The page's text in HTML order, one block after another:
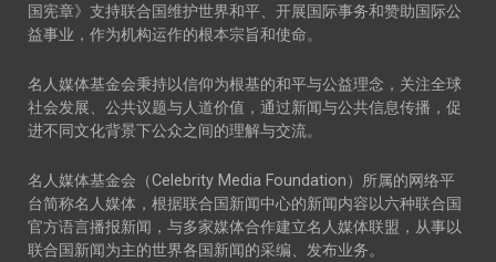
国宪章》支持联合国维护世界和平、开展国际事务和赞助国际公
益事业，作为机构运作的根本宗旨和使命。
名人媒体基金会秉持以信仰为根基的和平与公益理念，关注全球
社会发展、公共议题与人道价值，通过新闻与公共信息传播，促
进不同文化背景下公众之间的理解与交流。
名人媒体基金会（Celebrity Media Foundation）所属的网络平
台简称名人媒体，根据联合国新闻中心的新闻内容以六种联合国
官方语言播报新闻，与多家媒体合作建立名人媒体联盟，从事以
联合国新闻为主的世界各国新闻的采编、发布业务。